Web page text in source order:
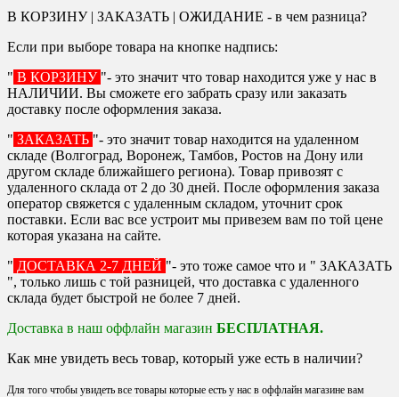
В КОРЗИНУ | ЗАКАЗАТЬ | ОЖИДАНИЕ - в чем разница?
Если при выборе товара на кнопке надпись:
" В КОРЗИНУ "- это значит что товар находится уже у нас в
НАЛИЧИИ. Вы сможете его забрать сразу или заказать
доставку после оформления заказа.
" ЗАКАЗАТЬ "- это значит товар находится на удаленном
складе (Волгоград, Воронеж, Тамбов, Ростов на Дону или
другом складе ближайшего региона). Товар привозят с
удаленного склада от 2 до 30 дней. После оформления заказа
оператор свяжется с удаленным складом, уточнит срок
поставки. Если вас все устроит мы привезем вам по той цене
которая указана на сайте.
" ДОСТАВКА 2-7 ДНЕЙ "- это тоже самое что и " ЗАКАЗАТЬ
", только лишь с той разницей, что доставка с удаленного
склада будет быстрой не более 7 дней.
Доставка в наш оффлайн магазин БЕСПЛАТНАЯ.
Как мне увидеть весь товар, который уже есть в наличии?
Для того чтобы увидеть все товары которые есть у нас в оффлайн магазине вам